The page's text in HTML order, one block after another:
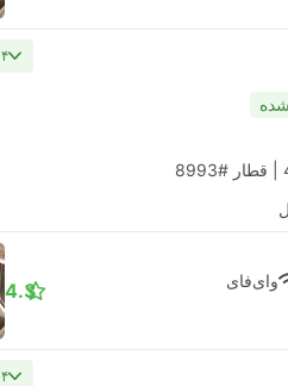
۴ کلاس بیشتر از USD 20
قطار #8993
وای‌فای 4.3
۴ کلاس بیشتر از USD 20